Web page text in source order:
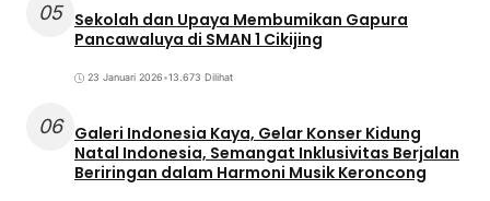
05 Sekolah dan Upaya Membumikan Gapura
Pancawaluya di SMAN 1 Cikijing
23 Januari 2026•13.673 Dilihat
06 Galeri Indonesia Kaya, Gelar Konser Kidung
Natal Indonesia, Semangat Inklusivitas Berjalan
Beriringan dalam Harmoni Musik Keroncong